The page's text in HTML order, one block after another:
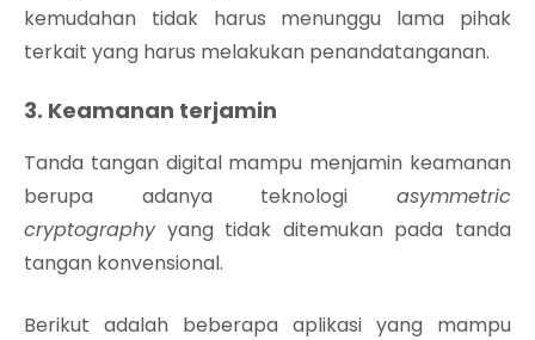
kemudahan tidak harus menunggu lama pihak
terkait yang harus melakukan penandatanganan.
3. Keamanan terjamin
Tanda tangan digital mampu menjamin keamanan
berupa adanya teknologi asymmetric
cryptographyyang tidak ditemukan pada tanda
tangan konvensional.
Berikut adalah beberapa aplikasi yang mampu